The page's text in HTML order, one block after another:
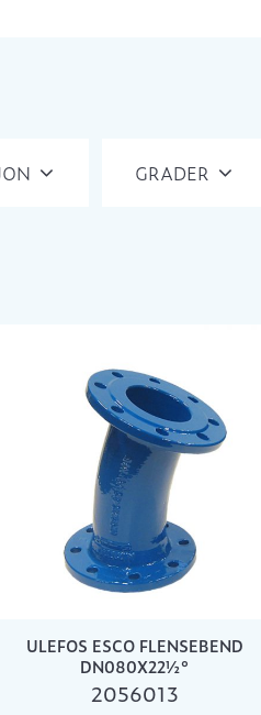
GRADER
ULEFOS ESCO FLENSEBEND
DN080X22½°
2056013